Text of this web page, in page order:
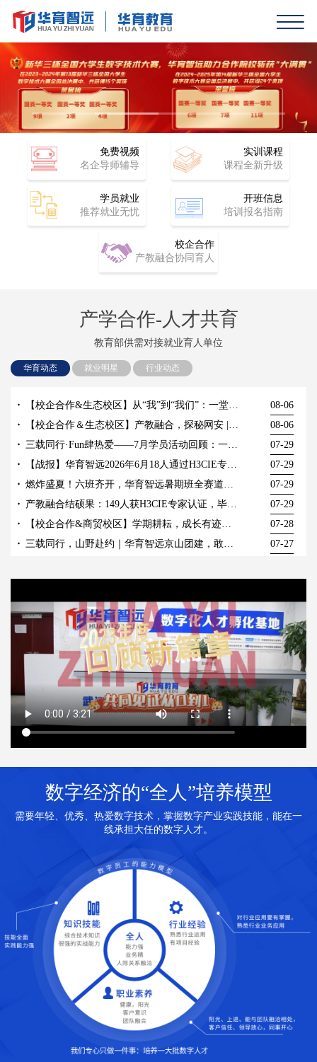
免费视频
名企导师辅导
实训课程
课程全新升级
学员就业
推荐就业无忧
开班信息
培训报名指南
校企合作
产教融合协同育人
产学合作-人才共育
教育部供需对接就业育人单位
华育动态 就业明星 行业动态
【校企合作&生态校区】从“我”到“我们”：一堂户外拓展职素课带来的成长蜕变
08-06
08-06
三载同行·Fun肆热爱——7月学员活动回顾：一场笑到肚子疼的周年趴！
07-29
【战报】华育智远2026年6月18人通过H3CIE专家认证考试！
07-29
07-29
产教融合结硕果：149人获H3CIE专家认证，毕业生起薪6000+，五年月入过万
07-29
【校企合作&商贸校区】学期耕耘，成长有迹｜一场复盘与表彰并重的期末总结
07-28
07-27
数字经济的“全人”培养模型
需要年轻、优秀、热爱数字技术，掌握数字产业实践技能，能在一
线承担大任的数字人才。
H3CIE-RS+
全天班 面授
+线上